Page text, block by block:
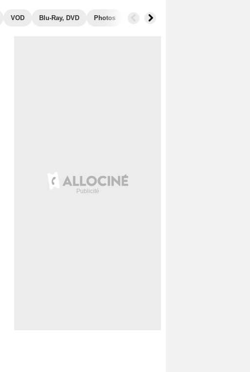
VOD Blu-Ray, DVD Photos Secrets de tournage